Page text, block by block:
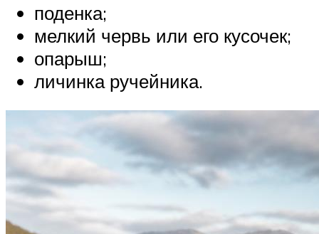
поденка;
мелкий червь или его кусочек;
опарыш;
личинка ручейника.